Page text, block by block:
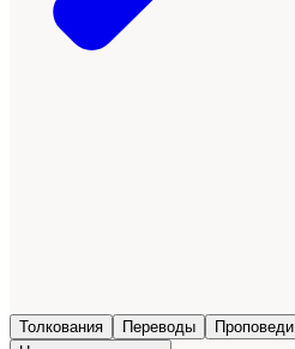
Толкования Переводы Проповеди